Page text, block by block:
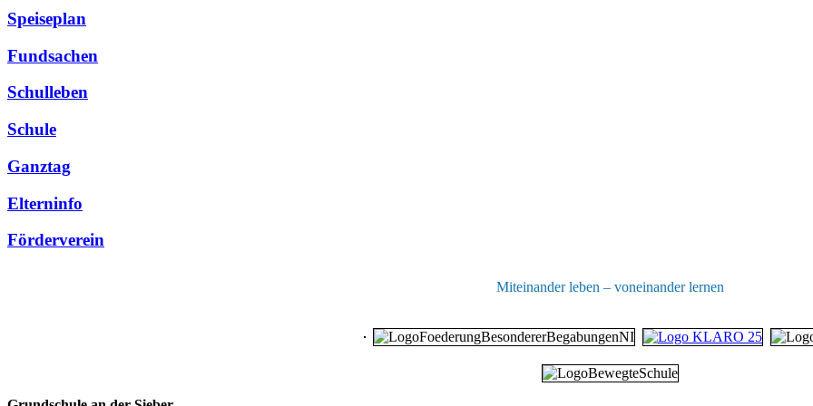
Speiseplan
Fundsachen
Schulleben
Schule
Ganztag
Elterninfo
Förderverein
Miteinander leben – voneinander lernen